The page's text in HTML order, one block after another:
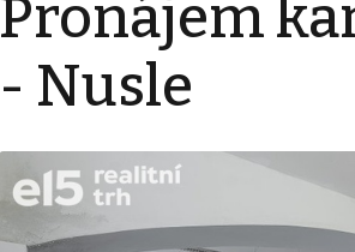
Pronájem
- Nusle